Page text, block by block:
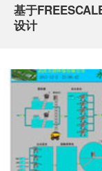
基于
设计